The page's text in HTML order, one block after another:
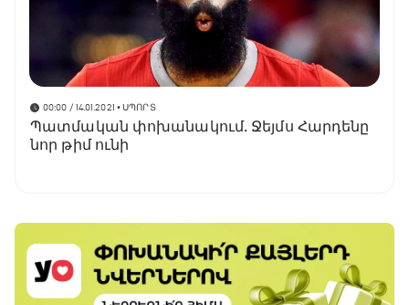
00:00 / 14.01.2021 • ՍՊՈՐՏ
Պատմական փոխանակում․ Ջեյմս Հարդենը
նոր թիմ ունի